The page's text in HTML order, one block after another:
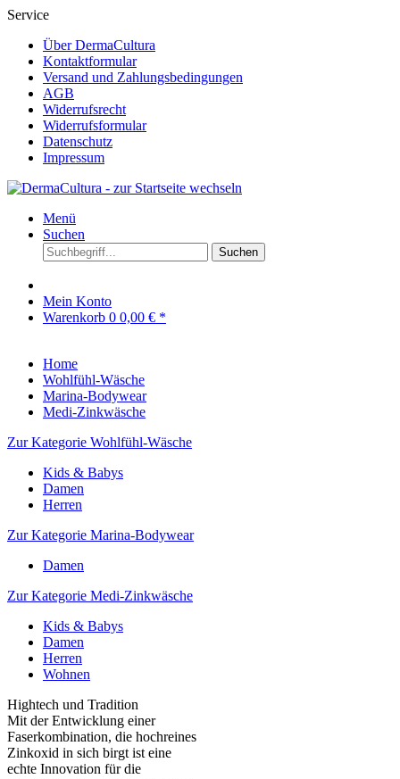
Service
Über DermaCultura
Kontaktformular
Versand und Zahlungsbedingungen
AGB
Widerrufsrecht
Widerrufsformular
Datenschutz
Impressum
Menü
Suchen
Suchen
Mein Konto
Warenkorb 0 0,00 € *
Home
Wohlfühl-Wäsche
Marina-Bodywear
Medi-Zinkwäsche
Zur Kategorie Wohlfühl-Wäsche
Kids & Babys
Damen
Herren
Zur Kategorie Marina-Bodywear
Damen
Zur Kategorie Medi-Zinkwäsche
Kids & Babys
Damen
Herren
Wohnen
Hightech und Tradition
Mit der Entwicklung einer
Faserkombination, die hochreines
Zinkoxid in sich birgt ist eine
echte Innovation für die